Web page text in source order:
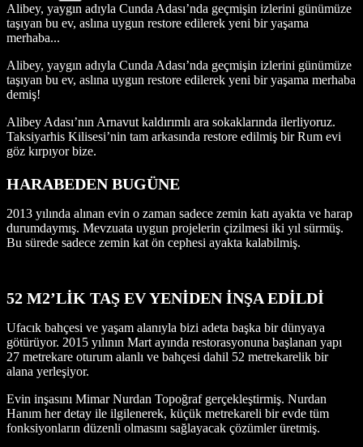
Alibey, yaygın adıyla Cunda Adası’nda geçmişin izlerini günümüze
taşıyan bu ev, aslına uygun restore edilerek yeni bir yaşama
merhaba...
Alibey, yaygın adıyla Cunda Adası’nda geçmişin izlerini günümüze
taşıyan bu ev, aslına uygun restore edilerek yeni bir yaşama merhaba
demiş!
Alibey Adası’nın Arnavut kaldırımlı ara sokaklarında ilerliyoruz.
Taksiyarhis Kilisesi’nin tam arkasında restore edilmiş bir Rum evi
göz kırpıyor bize.
HARABEDEN BUGÜNE
2013 yılında alınan evin o zaman sadece zemin katı ayakta ve harap
durumdaymış. Mevzuata uygun projelerin çizilmesi iki yıl sürmüş.
Bu sürede sadece zemin kat ön cephesi ayakta kalabilmiş.
52 M2’LİK TAŞ EV YENİDEN İNŞA EDİLDİ
Ufacık bahçesi ve yaşam alanıyla bizi adeta başka bir dünyaya
götürüyor. 2015 yılının Mart ayında restorasyonuna başlanan yapı
27 metrekare oturum alanlı ve bahçesi dahil 52 metrekarelik bir
alana yerleşiyor.
Evin inşasını Mimar Nurdan Topoğraf gerçekleştirmiş. Nurdan
Hanım her detay ile ilgilenerek, küçük metrekareli bir evde tüm
fonksiyonların düzenli olmasını sağlayacak çözümler üretmiş.